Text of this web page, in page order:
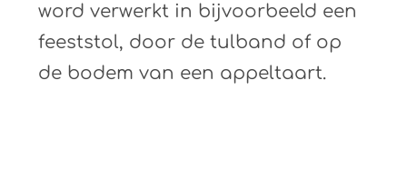
word verwerkt in bijvoorbeeld een
feeststol, door de tulband of op
de bodem van een appeltaart.